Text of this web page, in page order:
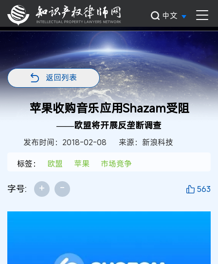
中文
返回列表
苹果收购音乐应用Shazam受阻
——欧盟将开展反垄断调查
发布时间：2018-02-08
来源：新浪科技
标签：
欧盟 苹果 市场竞争
字号: + - 563